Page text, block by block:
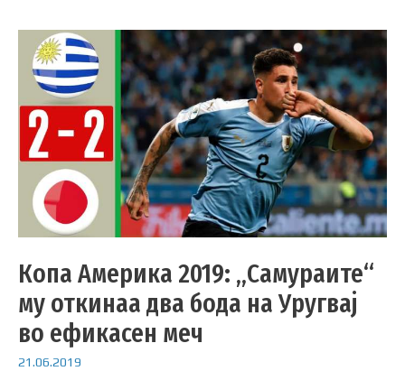
Копа Америка 2019: „Самураите“
му откинаа два бода на Уругвај
во ефикасен меч
21.06.2019